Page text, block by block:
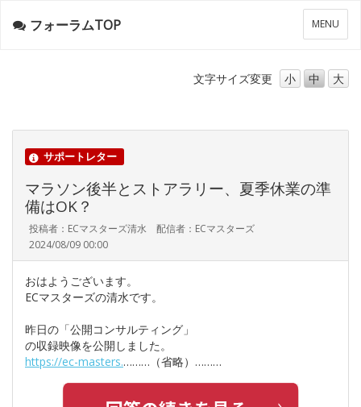
メ
ニ
ー
MENU
フォーラムTOP
文字サイズ変更 小 中 大
サポートレター
マラソン後半とストアラリー、夏季休業の準
備はOK？
投稿者：ECマスターズ清水 配信者：ECマスターズ
2024/08/09 00:00
おはようございます。
ECマスターズの清水です。
昨日の「公開コンサルティング」
の収録映像を公開しました。
https://ec-masters.………（省略）………